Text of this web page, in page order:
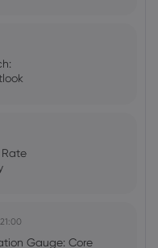
Rate
Gauge: Core